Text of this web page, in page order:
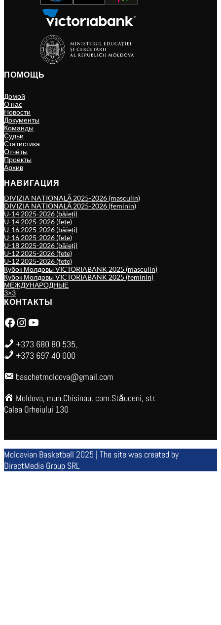
ПОМОЩЬ
Домой
О нас
Новости
Документы
Команды
Судьи
Статистика
Отчёты
Проекты
Архив
НАВИГАЦИЯ
DIVIZIA NAȚIONALĂ 2025-2026 (masculin)
DIVIZIA NAȚIONALĂ 2025-2026 (feminin)
U-14 2025-2026 (băieți)
U-14 2025-2026 (fete)
U-16 2025-2026 (băieți)
U-16 2025-2026 (fete)
U-18 2025-2026 (băieți)
U-12 2025-2026 (fete)
U-12 2025-2026 (fete)
Кубок Молдовы VICTORIABANK 2025 (masculin)
Кубок Молдовы VICTORIABANK 2025 (feminin)
МЕЖДУНАРОДНЫЕ
3×3
КОНТАКТЫ
Facebook Instagram YouTube
+373 680 80 535,
+373 697 40 000
baschetmoldova@gmail.com
Moldova, mun.Chisinau, com.Stăuceni, str.
Calea Orheiului 130
Moldavian Basketball 2025 | The site was created by
DirectMedia Group SRL